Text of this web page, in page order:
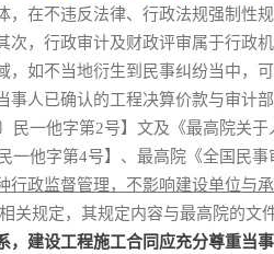
在不违反法律、行政法规强制性
，行政审计及财政评审属于行政
如不当地衍生到民事纠纷当中，
人已确认的工程决算价款与审计
民一他字第2号】文及《最高院关
一他字第4号】、最高院《全国民
政监督管理，不影响建设单位与
关规定，其规定内容与最高院的文
建设工程施工合同应充分尊重当